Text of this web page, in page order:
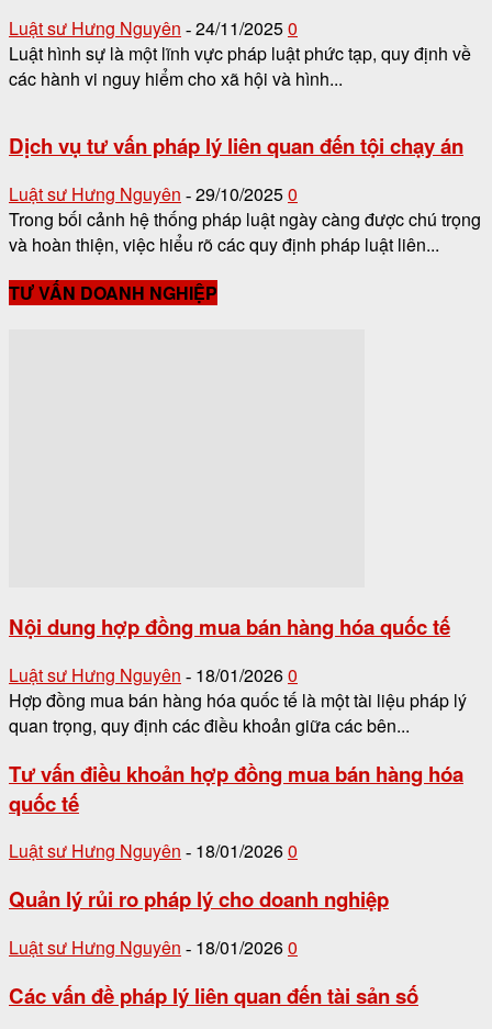
Luật sư Hưng Nguyên - 24/11/20250
Luật hình sự là một lĩnh vực pháp luật phức tạp, quy định về
các hành vi nguy hiểm cho xã hội và hình...
Dịch vụ tư vấn pháp lý liên quan đến tội chạy án
Luật sư Hưng Nguyên - 29/10/20250
Trong bối cảnh hệ thống pháp luật ngày càng được chú trọng
và hoàn thiện, việc hiểu rõ các quy định pháp luật liên...
TƯ VẤN DOANH NGHIỆP
Nội dung hợp đồng mua bán hàng hóa quốc tế
Luật sư Hưng Nguyên - 18/01/20260
Hợp đồng mua bán hàng hóa quốc tế là một tài liệu pháp lý
quan trọng, quy định các điều khoản giữa các bên...
Tư vấn điều khoản hợp đồng mua bán hàng hóa
quốc tế
Luật sư Hưng Nguyên - 18/01/20260
Quản lý rủi ro pháp lý cho doanh nghiệp
Luật sư Hưng Nguyên - 18/01/20260
Các vấn đề pháp lý liên quan đến tài sản số